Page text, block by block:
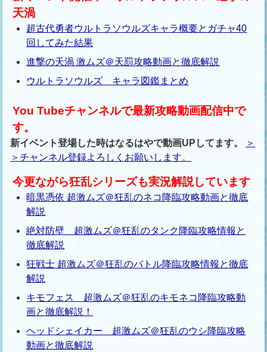
天渦
超古代勇者ウルトラソウルズキャラ概要とガチャ40
回してみた結果
進撃の天渦 激ムズ＠天罰攻略動画と徹底解説
ウルトラソウルズ キャラ図鑑まとめ
You Tubeチャンネルで最新攻略動画配信中で
す。
新イベント登場した時はなるはやで動画UPしてます。
＞
＞チャンネル登録よろしくお願いします。
今更ながら狂乱シリーズも実況解説しています
暗黒憑依 超激ムズ＠狂乱のネコ降臨攻略動画と徹底
解説
絶対防壁 超激ムズ＠狂乱のタンク降臨攻略情報と
徹底解説
狂戦士 超激ムズ＠狂乱のバトル降臨攻略情報と徹底
解説
キモフェス 超激ムズ＠狂乱のキモネコ降臨攻略動
画と徹底解説！
ヘッドシェイカー 超激ムズ＠狂乱のウシ降臨攻略
動画と徹底解説